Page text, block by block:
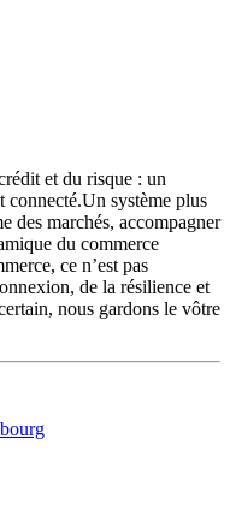
et du risque : un
connecté.Un système plus
des marchés, accompagner
du commerce
ce n’est pas
de la résilience et
nous gardons le vôtre